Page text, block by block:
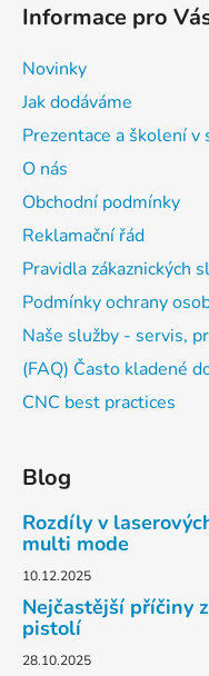
Informace pro
Novinky
Jak dodáváme
Prezentace a školení
O nás
Obchodní podmínky
Reklamační řád
Pravidla zákaznických
Podmínky ochrany
Naše služby - servis,
(FAQ) Často kladené
CNC best practices
Blog
Rozdíly v
multi mode
10.12.2025
Nejčastější příčiny
pistolí
28.10.2025